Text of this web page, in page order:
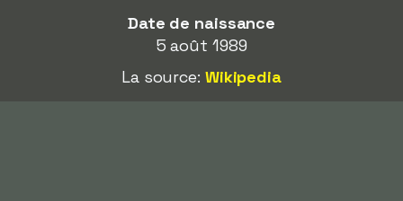
Date de naissance
5 août 1989
La source: Wikipedia